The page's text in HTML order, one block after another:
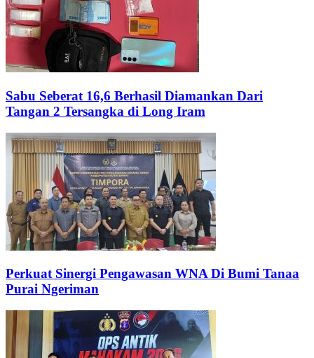
Sabu Seberat 16,6 Berhasil Diamankan Dari
Tangan 2 Tersangka di Long Iram
Perkuat Sinergi Pengawasan WNA Di Bumi Tanaa
Purai Ngeriman